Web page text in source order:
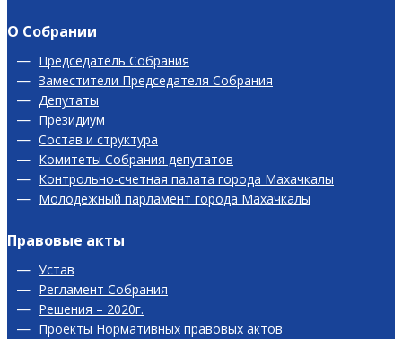
О Собрании
Председатель Собрания
Заместители Председателя Собрания
Депутаты
Президиум
Состав и структура
Комитеты Собрания депутатов
Контрольно-счетная палата города Махачкалы
Молодежный парламент города Махачкалы
Правовые акты
Устав
Регламент Собрания
Решения – 2020г.
Проекты Нормативных правовых актов